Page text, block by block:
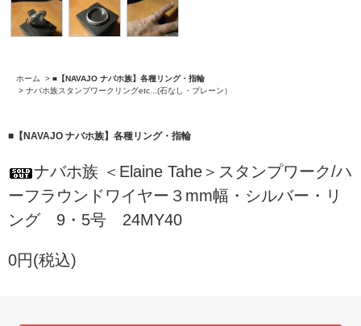
ホーム > ■【NAVAJO ナバホ族】各種リング・指輪
> ナバホ族スタンプワークリングetc...(石なし・プレーン）
■【NAVAJO ナバホ族】各種リング・指輪
ナバホ族 ＜Elaine Tahe＞スタンプワーク/ハ
ーフラウンドワイヤー３mm幅・シルバー・リ
ング 9・5号 24MY40
0円(税込)